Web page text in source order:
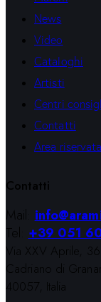
News
Video
Cataloghi
Artisti
Centri
Contatti
Area riservata
Contatti
Mail:
Tel:+39 051
Via XXV Aprile, 36
Cadriano di
40057, Italia